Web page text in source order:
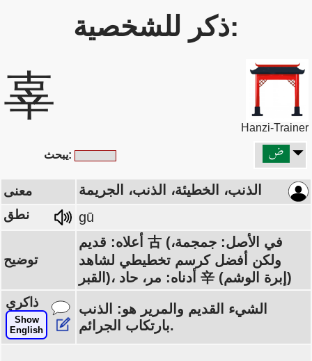
ذكر للشخصية:
辜
Hanzi-Trainer
يبحث:
معنى الذنب، الخطيئة، الذنب، الجريمة
نطق gū
توضيح
أعلاه: قديم 古 (في الأصل: جمجمة،
ولكن أفضل كرسم تخطيطي لشاهد
القبر)، أدناه: مر، حاد 辛 (إبرة الوشم)
ذاكري
Show
English
الشيء القديم والمرير هو: الذنب
بارتكاب الجرائم.